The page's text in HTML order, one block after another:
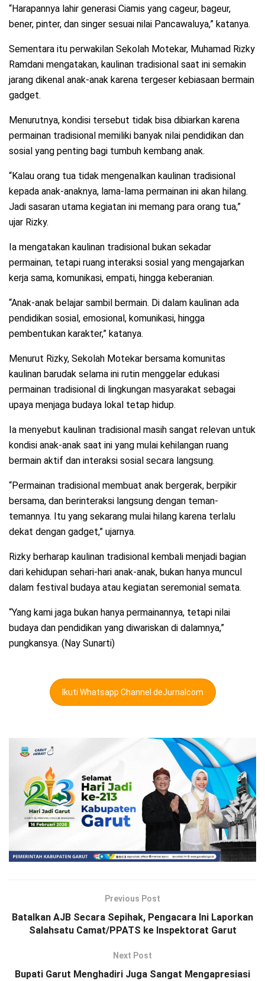
“Harapannya lahir generasi Ciamis yang cageur, bageur,
bener, pinter, dan singer sesuai nilai Pancawaluya,” katanya.
Sementara itu perwakilan Sekolah Motekar, Muhamad Rizky
Ramdani mengatakan, kaulinan tradisional saat ini semakin
jarang dikenal anak-anak karena tergeser kebiasaan bermain
gadget.
Menurutnya, kondisi tersebut tidak bisa dibiarkan karena
permainan tradisional memiliki banyak nilai pendidikan dan
sosial yang penting bagi tumbuh kembang anak.
“Kalau orang tua tidak mengenalkan kaulinan tradisional
kepada anak-anaknya, lama-lama permainan ini akan hilang.
Jadi sasaran utama kegiatan ini memang para orang tua,”
ujar Rizky.
Ia mengatakan kaulinan tradisional bukan sekadar
permainan, tetapi ruang interaksi sosial yang mengajarkan
kerja sama, komunikasi, empati, hingga keberanian.
“Anak-anak belajar sambil bermain. Di dalam kaulinan ada
pendidikan sosial, emosional, komunikasi, hingga
pembentukan karakter,” katanya.
Menurut Rizky, Sekolah Motekar bersama komunitas
kaulinan barudak selama ini rutin menggelar edukasi
permainan tradisional di lingkungan masyarakat sebagai
upaya menjaga budaya lokal tetap hidup.
Ia menyebut kaulinan tradisional masih sangat relevan untuk
kondisi anak-anak saat ini yang mulai kehilangan ruang
bermain aktif dan interaksi sosial secara langsung.
“Permainan tradisional membuat anak bergerak, berpikir
bersama, dan berinteraksi langsung dengan teman-
temannya. Itu yang sekarang mulai hilang karena terlalu
dekat dengan gadget,” ujarnya.
Rizky berharap kaulinan tradisional kembali menjadi bagian
dari kehidupan sehari-hari anak-anak, bukan hanya muncul
dalam festival budaya atau kegiatan seremonial semata.
“Yang kami jaga bukan hanya permainannya, tetapi nilai
budaya dan pendidikan yang diwariskan di dalamnya,”
pungkansya. (Nay Sunarti)
Ikuti Whatsapp Channel deJurnalcom
Previous Post
Batalkan AJB Secara Sepihak, Pengacara Ini Laporkan
Salahsatu Camat/PPATS ke Inspektorat Garut
Next Post
Bupati Garut Menghadiri Juga Sangat Mengapresiasi